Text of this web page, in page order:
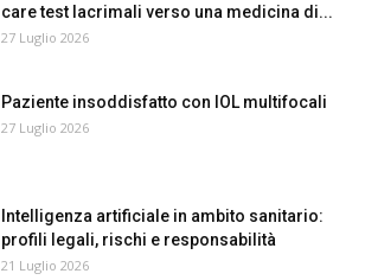
care test lacrimali verso una medicina di...
27 Luglio 2026
Paziente insoddisfatto con IOL multifocali
27 Luglio 2026
Intelligenza artificiale in ambito sanitario:
profili legali, rischi e responsabilità
21 Luglio 2026